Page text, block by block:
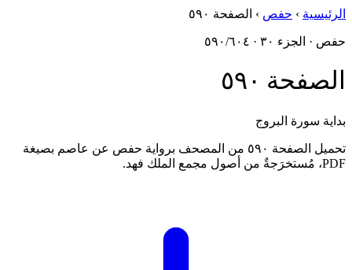
الرئيسية › حفص › الصفحة ٥٩٠
حفص · الجزء ٣٠ · ٥٩٠/٦٠٤
الصفحة ٥٩٠
بداية سورة البروج
تحميل الصفحة ٥٩٠ من المصحف برواية حفص عن عاصم بصيغة
PDF، مُستخرَجةٌ من أصول مجمع الملك فهد.